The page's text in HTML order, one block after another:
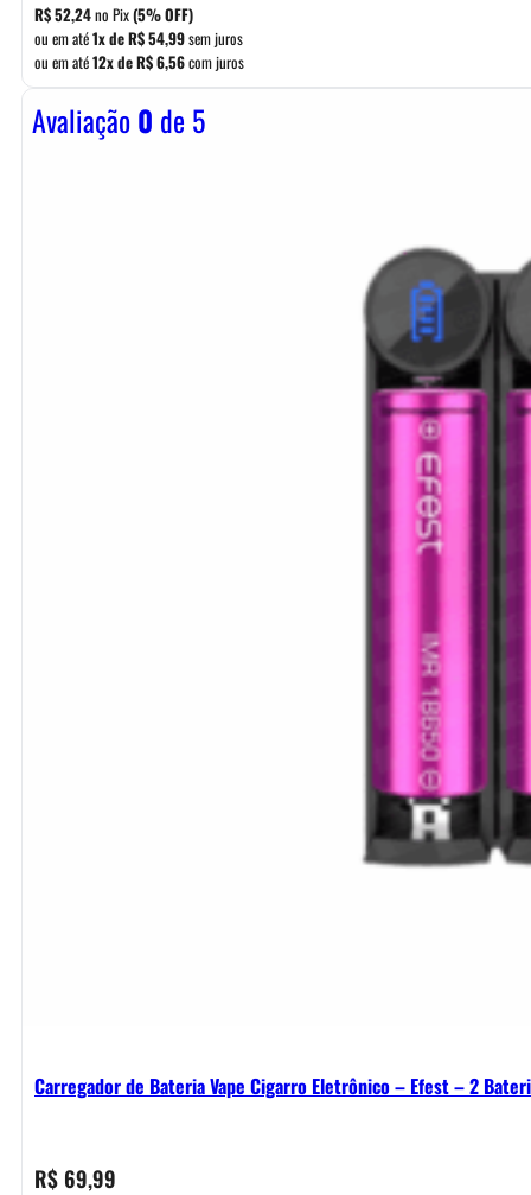
R$52,24no Pix(5% OFF)
ou em até1x deR$54,99sem juros
ou em até12x deR$6,56com juros
Avaliação0 de 5
Carregador de Bateria Vape Cigarro Eletrônico – Efest – 2
R$ 69,99